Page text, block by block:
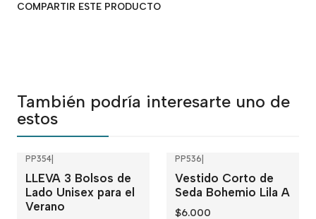
COMPARTIR ESTE PRODUCTO
También podría interesarte uno de
estos
PP354
LLEVA 3 Bolsos de
Lado Unisex para el
Verano
PP536
Vestido Corto de
Seda Bohemio Lila A
$6.000